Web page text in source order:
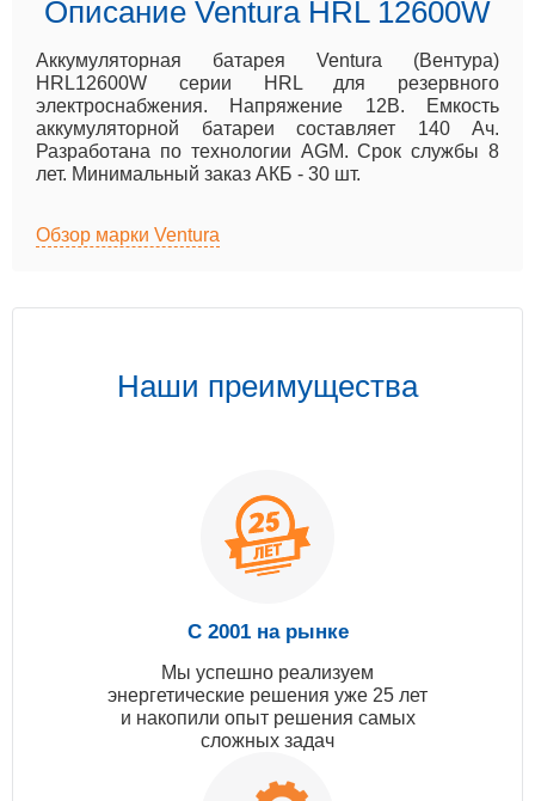
Описание Ventura HRL 12600W
Аккумуляторная батарея Ventura (Вентура)
HRL12600W серии HRL для резервного
электроснабжения. Напряжение 12B. Емкость
аккумуляторной батареи составляет 140 Ач.
Разработана по технологии AGM. Срок службы 8
лет. Минимальный заказ АКБ - 30 шт.
Обзор марки Ventura
Наши преимущества
С 2001 на рынке
Мы успешно реализуем
энергетические решения уже 25 лет
и накопили опыт решения самых
сложных задач